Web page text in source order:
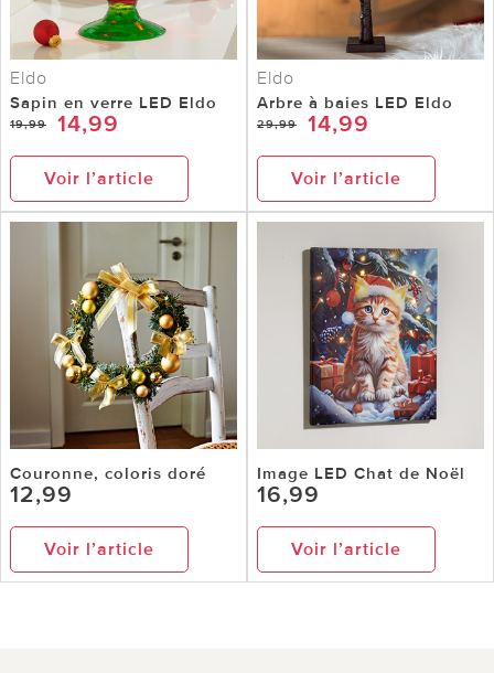
Eldo
Sapin en verre LED Eldo
19,99 14,99
Voir l’article
Eldo
Arbre à baies LED Eldo
29,99 14,99
Voir l’article
Couronne, coloris doré
12,99
Voir l’article
Image LED Chat de Noël
16,99
Voir l’article